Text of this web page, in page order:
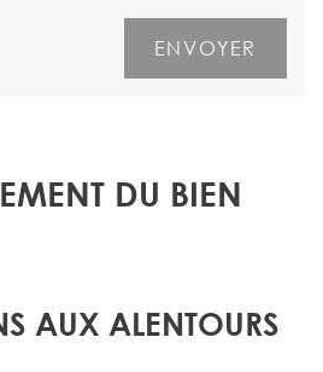
DU BIEN
AUX ALENTOURS